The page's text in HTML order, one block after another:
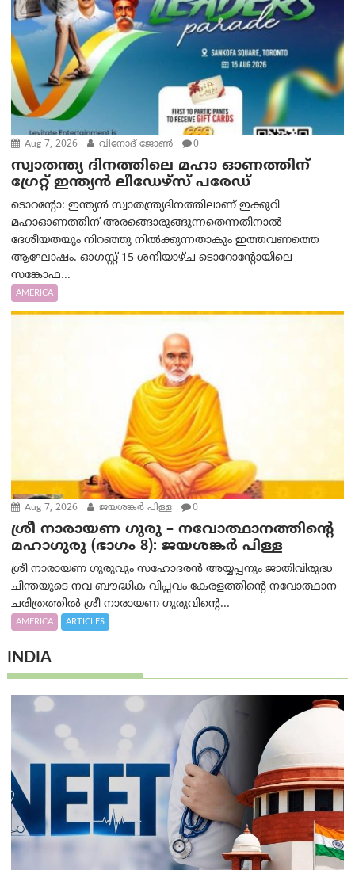
Aug 7, 2026 വിനോദ് ജോൺ 0
സ്വാതന്ത്യ ദിനത്തിലെ മഹാ ഓണത്തിന്
ഗ്രേറ്റ് ഇന്ത്യൻ ലീഡേഴ്സ് പരേഡ്
ടൊറന്റോ: ഇന്ത്യൻ സ്വാതന്ത്ര്യദിനത്തിലാണ് ഇക്കുറി
മഹാഓണത്തിന് അരങ്ങൊരുങ്ങുന്നതെന്നതിനാൽ
ദേശീയതയും നിറഞ്ഞു നിൽക്കുന്നതാകും ഇത്തവണത്തെ
ആഘോഷം. ഓഗസ്റ്റ് 15 ശനിയാഴ്ച ടൊറോന്റോയിലെ
സങ്കോഫ...
AMERICA
Aug 7, 2026 ജയശങ്കര്‍ പിള്ള 0
ശ്രീ നാരായണ ഗുരു – നവോത്ഥാനത്തിന്റെ
മഹാഗുരു (ഭാഗം 8): ജയശങ്കര്‍ പിള്ള
ശ്രീ നാരായണ ഗുരുവും സഹോദരൻ അയ്യപ്പനും ജാതിവിരുദ്ധ
ചിന്തയുടെ നവ ബൗദ്ധിക വിപ്ലവം കേരളത്തിന്റെ നവോത്ഥാന
ചരിത്രത്തിൽ ശ്രീ നാരായണ ഗുരുവിന്റെ...
AMERICA ARTICLES
INDIA